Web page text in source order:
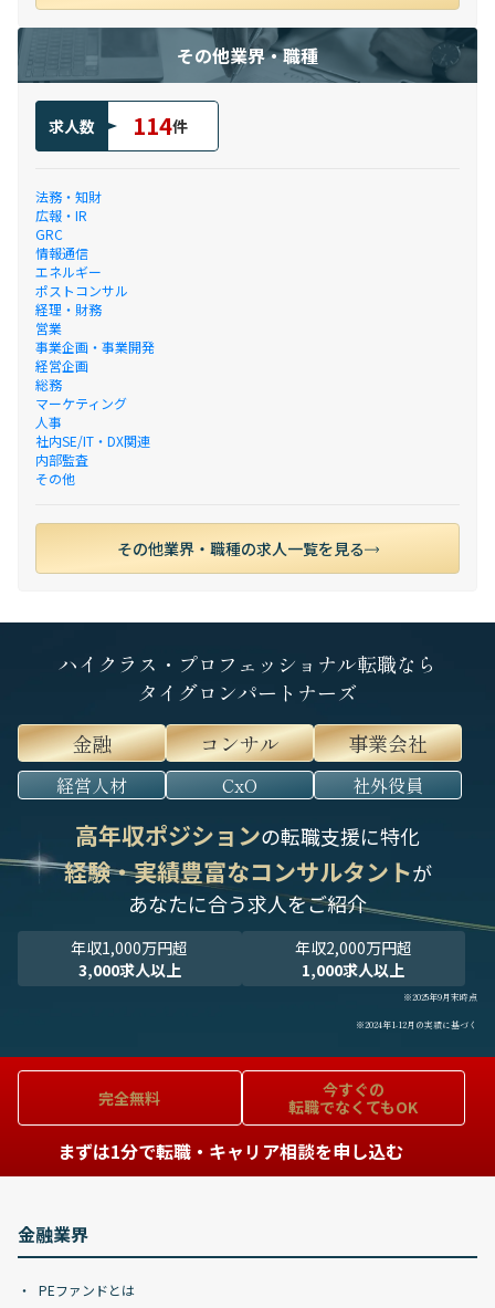
その他業界・職種
求人数 114件
法務・知財
広報・IR
GRC
情報通信
エネルギー
ポストコンサル
経理・財務
営業
事業企画・事業開発
経営企画
総務
マーケティング
人事
社内SE/IT・DX関連
内部監査
その他
その他業界・職種の求人一覧を見る
ハイクラス・プロフェッショナル転職なら
タイグロンパートナーズ
金融
コンサル 事業会社
経営人材 CxO 社外役員
高年収ポジションの転職支援に特化
経験・実績豊富なコンサルタントが
あなたに合う求人をご紹介
年収1,000万円超
3,000求人以上
年収2,000万円超
1,000求人以上
※2025年9月末時点
※2024年1-12月の実績に基づく
完全無料
今すぐの
転職でなくてもOK
まずは1分で転職・キャリア相談を申し込む
金融業界
PEファンドとは